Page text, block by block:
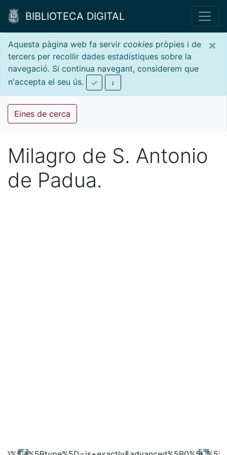
BIBLIOTECA DIGITAL
×
Aquesta pàgina web fa servir cookies pròpies i de
tercers per recollir dades estadístiques sobre la
navegació. Si continua navegant, considerem que
n'accepta el seu ús.
Eines de cerca
Milagro de S. Antonio
de Padua.